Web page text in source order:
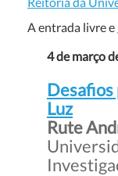
A entrada livre
4 de março
Desafios
Luz
Rute